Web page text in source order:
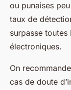
ou punaises
taux de
surpasse
électroniques.
On
cas de doute